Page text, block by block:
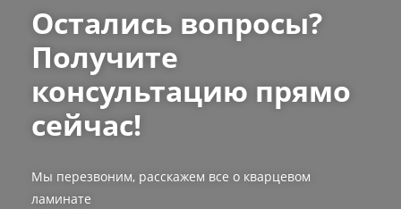
Остались вопросы?
Получите
консультацию прямо
сейчас!
Мы перезвоним, расскажем все о кварцевом
ламинате